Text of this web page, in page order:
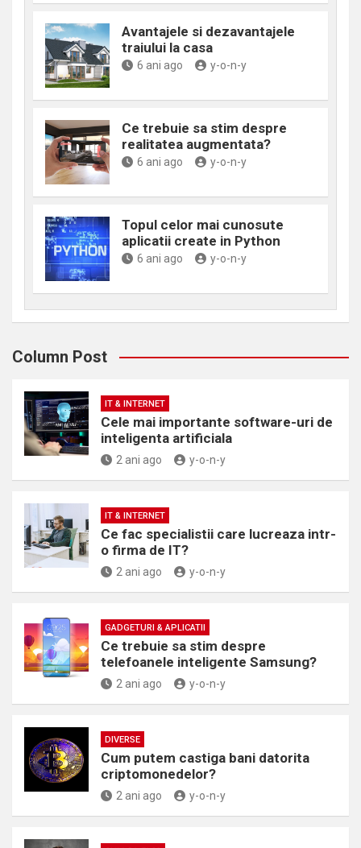
Avantajele si dezavantajele
traiului la casa
6 ani ago y-o-n-y
Ce trebuie sa stim despre
realitatea augmentata?
6 ani ago y-o-n-y
Topul celor mai cunosute
aplicatii create in Python
6 ani ago y-o-n-y
Column Post
IT & INTERNET
Cele mai importante software-uri de
inteligenta artificiala
2 ani ago y-o-n-y
IT & INTERNET
Ce fac specialistii care lucreaza intr-
o firma de IT?
2 ani ago y-o-n-y
GADGETURI & APLICATII
Ce trebuie sa stim despre
telefoanele inteligente Samsung?
2 ani ago y-o-n-y
DIVERSE
Cum putem castiga bani datorita
criptomonedelor?
2 ani ago y-o-n-y